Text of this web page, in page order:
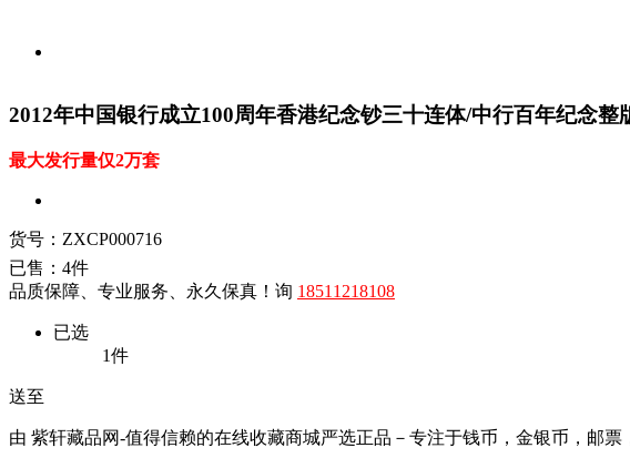
2012年中国银行成立100周年香港纪念钞三十连体/中行百年纪念整
最大发行量仅2万套
货号：ZXCP000716
已售：4件
品质保障、专业服务、永久保真！询 18511218108
已选
1件
送至
由 紫轩藏品网-值得信赖的在线收藏商城严选正品－专注于钱币，金银币，邮